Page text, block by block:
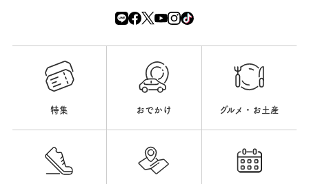
特集 おでかけ グルメ・お土産